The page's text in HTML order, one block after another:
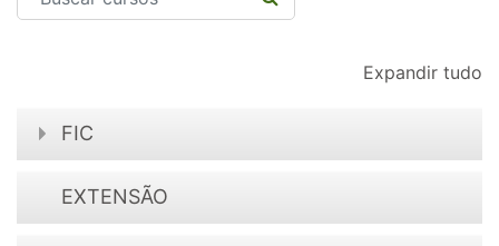
BUSCAR CURSOS
Expandir tudo
FIC
EXTENSÃO